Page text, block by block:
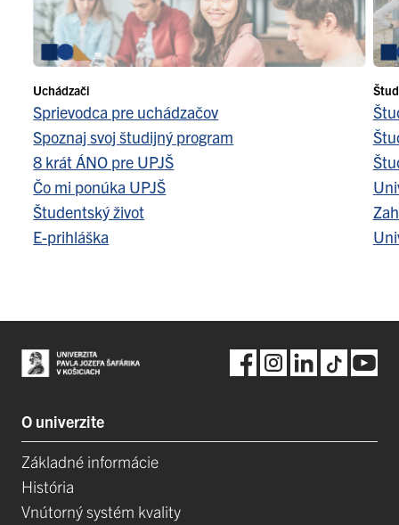
Uchádzači
Sprievodca pre uchádzačov
Spoznaj svoj študijný program
8 krát ÁNO pre UPJŠ
Čo mi ponúka UPJŠ
Študentský život
E-prihláška
O univerzite
Základné informácie
História
Vnútorný systém kvality